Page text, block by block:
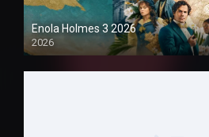
Enola Holmes 3 2026
2026
1080P